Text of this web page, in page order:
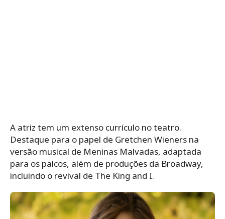
A atriz tem um extenso currículo no teatro.
Destaque para o papel de Gretchen Wieners na
versão musical de Meninas Malvadas, adaptada
para os palcos, além de produções da Broadway,
incluindo o revival de The King and I.